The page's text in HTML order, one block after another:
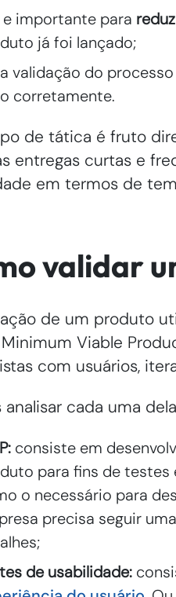
e importante para
já foi lançado;
validação do
corretamente.
de tática é fruto
entregas curtas e
em termos de
validar
de um produto
Viable
com usuários,
analisar cada uma
consiste em
para fins de testes
o necessário para
precisa seguir
de usabilidade: